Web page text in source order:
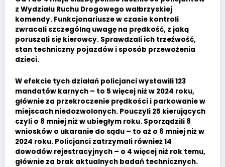
z Wydziału Ruchu Drogowego wałbrzyskiej
komendy. Funkcjonariusze w czasie kontroli
zwracali szczególną uwagę na prędkość, z jaką
poruszali się kierowcy. Sprawdzali ich trzeźwość,
stan techniczny pojazdów i sposób przewożenia
dzieci.
W efekcie tych działań policjanci wystawili 123
mandatów karnych – to 5 więcej niż w 2024 roku,
głównie za przekroczenie prędkości i parkowanie w
miejscach niedozwolonych. Pouczyli 25 kierujących
czyli o 8 mniej niż w ubiegłym roku. Sporządzili 8
wniosków o ukaranie do sądu – to aż o 6 mniej niż w
2024 roku. Policjanci zatrzymali również 14
dowodów rejestracyjnych – o 4 więcej niż rok temu,
głównie za brak aktualnych badań technicznych.